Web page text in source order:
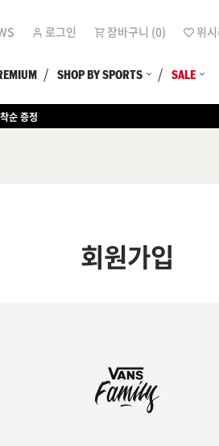
로그인 장바구니 (0) 위
SHOP BY SPORTS SALE
순 증정
회원가입